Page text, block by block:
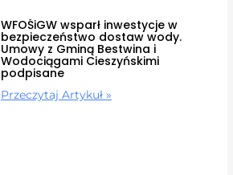
WFOŚiGW wsparł inwestycje w
bezpieczeństwo dostaw wody.
Umowy z Gminą Bestwina i
Wodociągami Cieszyńskimi
podpisane
Przeczytaj Artykuł »